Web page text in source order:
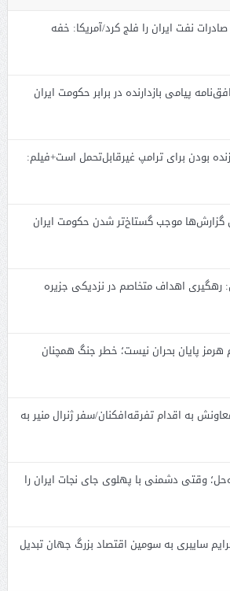
نفت ایران را فلج کرد/آمریکا: خفه
پیامی بازدارنده در برابر حکومت ایران
بودن برای ترامپ غیرقابل‌تحمل است+فیلم:
گزارش‌ها موجب گستاخ‌تر شدن حکومت ایران
رهگیری اهداف متخاصم در نزدیکی جزیره
پایان بحران نیست؛ خطر جنگ همچنان
به اقدام تفرقه‌افکنان/سفر ژنرال منیر به
وقتی دشمنی با پهلوی جای نجات ایران را
جرایم سایبری به سومین اقتصاد بزرگ جهان تبدیل